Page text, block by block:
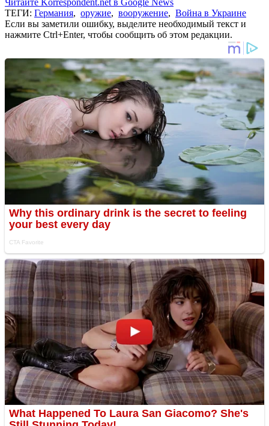
ТЕГИ: Германия, оружие, вооружение, Война в Украине
Если вы заметили ошибку, выделите необходимый текст и
нажмите Ctrl+Enter, чтобы сообщить об этом редакции.